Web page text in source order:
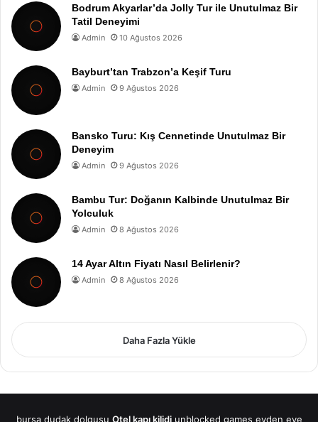
Bodrum Akyarlar’da Jolly Tur ile Unutulmaz Bir
Tatil Deneyimi
Admin 10 Ağustos 2026
Bayburt’tan Trabzon’a Keşif Turu
Admin 9 Ağustos 2026
Bansko Turu: Kış Cennetinde Unutulmaz Bir
Deneyim
Admin 9 Ağustos 2026
Bambu Tur: Doğanın Kalbinde Unutulmaz Bir
Yolculuk
Admin 8 Ağustos 2026
14 Ayar Altın Fiyatı Nasıl Belirlenir?
Admin 8 Ağustos 2026
Daha Fazla Yükle
bursa dudak dolgusu Otel kapı kilidi unblocked games evden eve